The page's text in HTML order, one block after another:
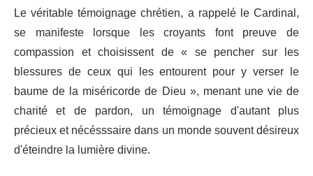
Le véritable témoignage chrétien, a rappelé le Cardinal,
se manifeste lorsque les croyants font preuve de
compassion et choisissent de « se pencher sur les
blessures de ceux qui les entourent pour y verser le
baume de la miséricorde de Dieu », menant une vie de
charité et de pardon, un témoignage d'autant plus
précieux et nécésssaire dans un monde souvent désireux
d'éteindre la lumière divine.